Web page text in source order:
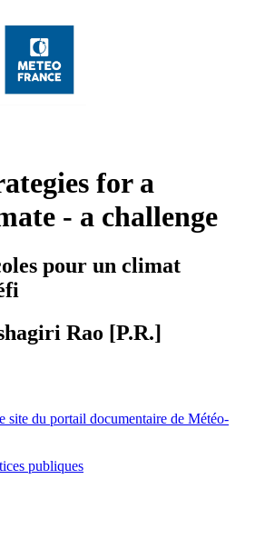
for a
- a challenge
pour un climat
Rao [P.R.]
site du portail documentaire de Météo-
publiques